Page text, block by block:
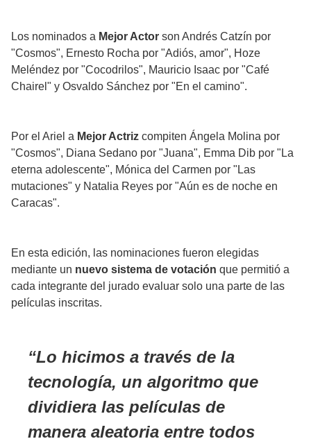
Los nominados a Mejor Actor son Andrés Catzín por
"Cosmos", Ernesto Rocha por "Adiós, amor", Hoze
Meléndez por "Cocodrilos", Mauricio Isaac por "Café
Chairel" y Osvaldo Sánchez por "En el camino".
Por el Ariel a Mejor Actriz compiten Ángela Molina por
"Cosmos", Diana Sedano por "Juana", Emma Dib por "La
eterna adolescente", Mónica del Carmen por "Las
mutaciones" y Natalia Reyes por "Aún es de noche en
Caracas".
En esta edición, las nominaciones fueron elegidas
mediante un nuevo sistema de votación que permitió a
cada integrante del jurado evaluar solo una parte de las
películas inscritas.
Lo hicimos a través de la
tecnología, un algoritmo que
dividiera las películas de
manera aleatoria entre todos